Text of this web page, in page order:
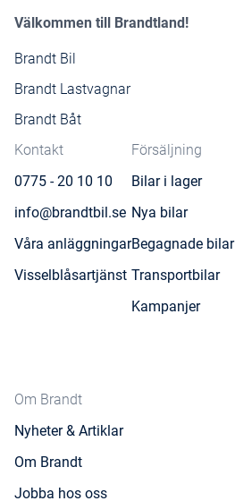
Välkommen till Brandtland!
Brandt Bil
Brandt Lastvagnar
Brandt Båt
Kontakt
0775 - 20 10 10
info@brandtbil.se
Våra anläggningar
Visselblåsartjänst
Försäljning
Bilar i lager
Nya bilar
Begagnade bilar
Transportbilar
Kampanjer
Om Brandt
Nyheter & Artiklar
Om Brandt
Jobba hos oss